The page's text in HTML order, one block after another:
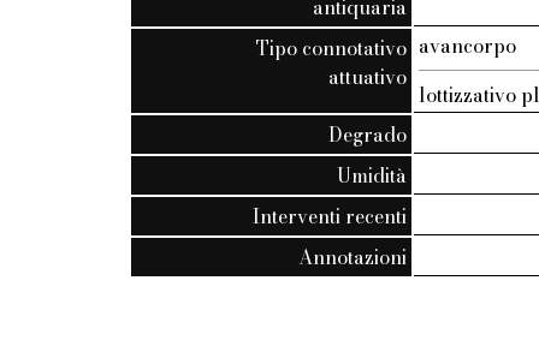
antiquaria
Tipo connotativo
attuativo
avancorpo
lottizzativo
Degrado
Umidità
Interventi recenti
Annotazioni